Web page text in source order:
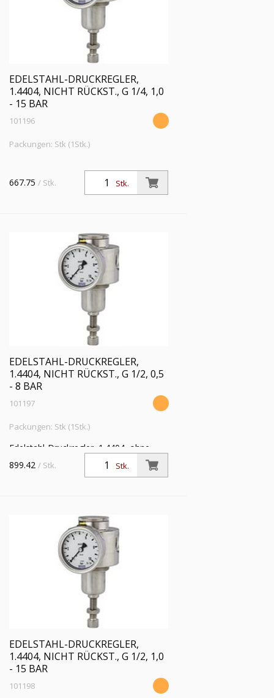
EDELSTAHL-DRUCKREGLER,
1.4404, NICHT RÜCKST., G 1/4, 1,0
- 15 BAR
101196
Packungen: Stk (1Stk.)
Stk.
667.75 / Stk.
EDELSTAHL-DRUCKREGLER,
1.4404, NICHT RÜCKST., G 1/2, 0,5
- 8 BAR
101197
Packungen: Stk (1Stk.)
Edelstahl-Druckregler, 1.4404, ohne
Sekundärentl. (nicht rücksteuerbar), inkl.
Mano., G 1/2, Regelber. 0,5 - 8 bar, PE
Stk.
899.42 / Stk.
EDELSTAHL-DRUCKREGLER,
1.4404, NICHT RÜCKST., G 1/2, 1,0
- 15 BAR
101198